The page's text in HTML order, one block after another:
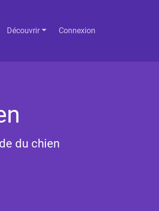
Découvrir Connexion
du chien